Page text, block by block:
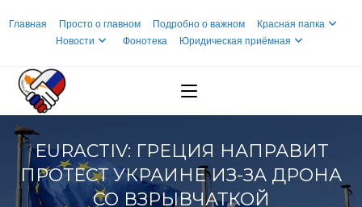
Главная Просто о главном Подробно о важном
Красная папка
Новости
Фонотека Юридическая приёмная
EURACTIV: ГРЕЦИЯ НАПРАВИТ
ПРОТЕСТ УКРАИНЕ ИЗ-ЗА ДРОНА
СО ВЗРЫВЧАТКОЙ